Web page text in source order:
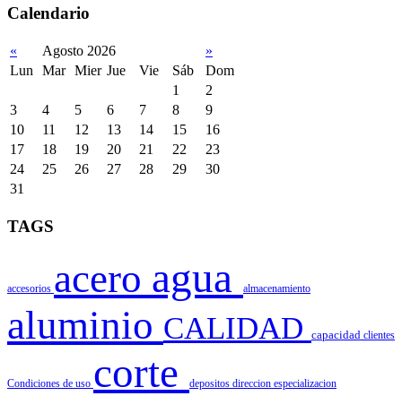
Calendario
« Agosto 2026
»
Lun
Mar Mier Jue Vie Sáb
Dom
1
2
3
4 5 6 7 8
9
10
11 12 13 14 15
16
17
18 19 20 21 22
23
24
25 26 27 28 29
30
31
TAGS
accesorios acero agua almacenamiento
aluminio CALIDAD capacidad clientes
Condiciones de uso corte depositos direccion especializacion